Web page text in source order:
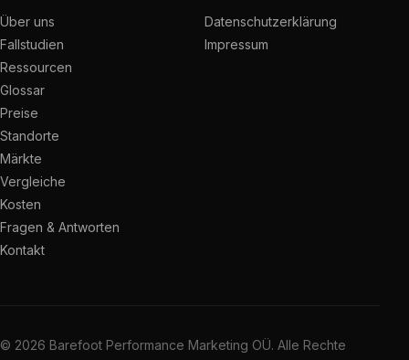
Über uns
Fallstudien
Ressourcen
Glossar
Preise
Standorte
Märkte
Vergleiche
Kosten
Fragen & Antworten
Kontakt
Datenschutzerklärung
Impressum
© 2026 Barefoot Performance Marketing OÜ. Alle Rechte